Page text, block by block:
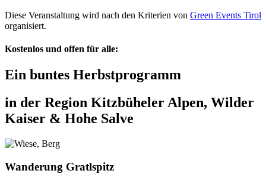
Diese Veranstaltung wird nach den Kriterien von Green Events Tirol
organisiert.
Kostenlos und offen für alle:
Ein buntes Herbstprogramm
in der Region Kitzbüheler Alpen, Wilder
Kaiser & Hohe Salve
Wanderung Gratlspitz